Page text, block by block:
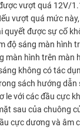
vượt quá 12V/
vượt quá mức
quyết được sự cố
độ sáng màn hình
màn hình trên màn
không có tác
sách hướng dẫn
le với các đầu cực
sau của chuông
cực dương và âm